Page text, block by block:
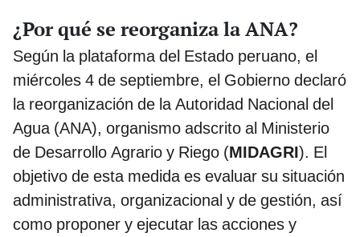
¿Por qué se reorganiza la ANA?
Según la plataforma del Estado peruano, el
miércoles 4 de septiembre, el Gobierno declaró
la reorganización de la Autoridad Nacional del
Agua (ANA), organismo adscrito al Ministerio
de Desarrollo Agrario y Riego (MIDAGRI). El
objetivo de esta medida es evaluar su situación
administrativa, organizacional y de gestión, así
como proponer y ejecutar las acciones y